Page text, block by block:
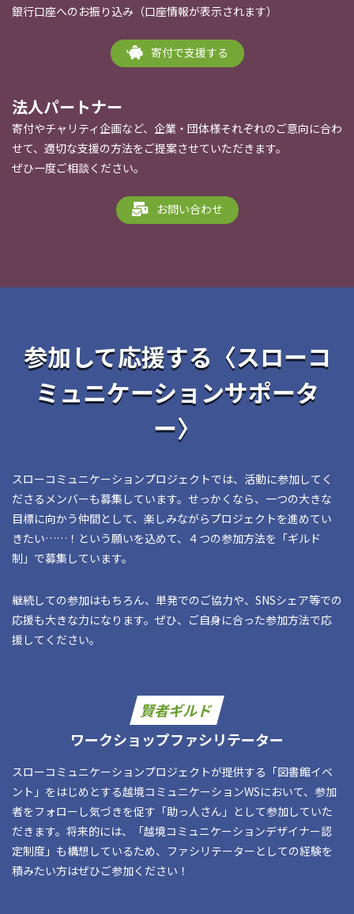
銀行口座へのお振り込み（口座情報が表示されます）
寄付で支援する
法人パートナー
寄付やチャリティ企画など、企業・団体様それぞれのご意向に合わ
せて、適切な支援の方法をご提案させていただきます。
ぜひ一度ご相談ください。
お問い合わせ
参加して応援する〈スローコ
ミュニケーションサポータ
ー〉
スローコミュニケーションプロジェクトでは、活動に参加してく
ださるメンバーも募集しています。せっかくなら、一つの大きな
目標に向かう仲間として、楽しみながらプロジェクトを進めてい
きたい……！という願いを込めて、４つの参加方法を「ギルド
制」で募集しています。
継続しての参加はもちろん、単発でのご協力や、SNSシェア等での
応援も大きな力になります。ぜひ、ご自身に合った参加方法で応
援してください。
賢者ギルド
ワークショップファシリテーター
スローコミュニケーションプロジェクトが提供する「図書館イベ
ント」をはじめとする越境コミュニケーションWSにおいて、参加
者をフォローし気づきを促す「助っ人さん」として参加していた
だきます。将来的には、「越境コミュニケーションデザイナー認
定制度」も構想しているため、ファシリテーターとしての経験を
積みたい方はぜひご参加ください！